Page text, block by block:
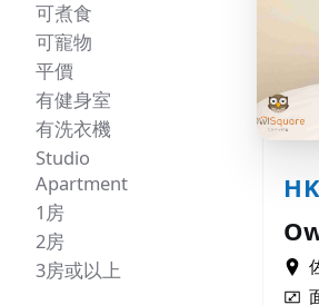
可煮食
可寵物
平價
有健身室
有洗衣機
Studio
Apartment
1房
2房
3房或以上